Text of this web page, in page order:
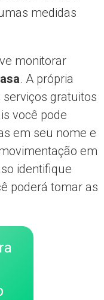
medidas
monitorar
. A própria
gratuitos
você pode
em seu nome e
em
identifique
poderá tomar as